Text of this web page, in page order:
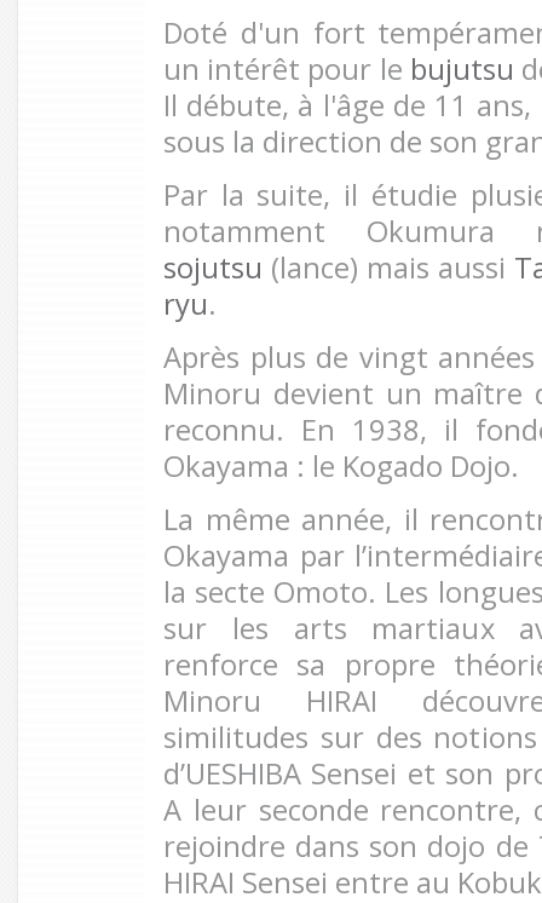
Doté d'un fort
un intérêt pour le bujutsu
Il débute, à l'âge de 11
sous la direction de son
Par la suite, il étudie
notamment
sojutsu (lance) mais aussi
ryu.
Après plus de vingt
Minoru devient un maître
reconnu. En 1938, il
Okayama : le Kogado Dojo.
La même année, il
Okayama par
la secte Omoto. Les
sur les arts martiaux
renforce sa propre
Minoru HIRAI
similitudes sur des
d’UESHIBA Sensei et son
A leur seconde rencontre,
rejoindre dans son dojo de
HIRAI Sensei entre au